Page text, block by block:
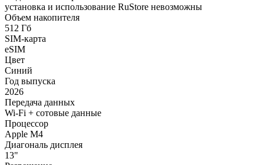
установка и использование RuStore невозможны
Объем накопителя
512 Гб
SIM-карта
eSIM
Цвет
Синий
Год выпуска
2026
Передача данных
Wi-Fi + сотовые данные
Процессор
Apple M4
Диагональ дисплея
13"